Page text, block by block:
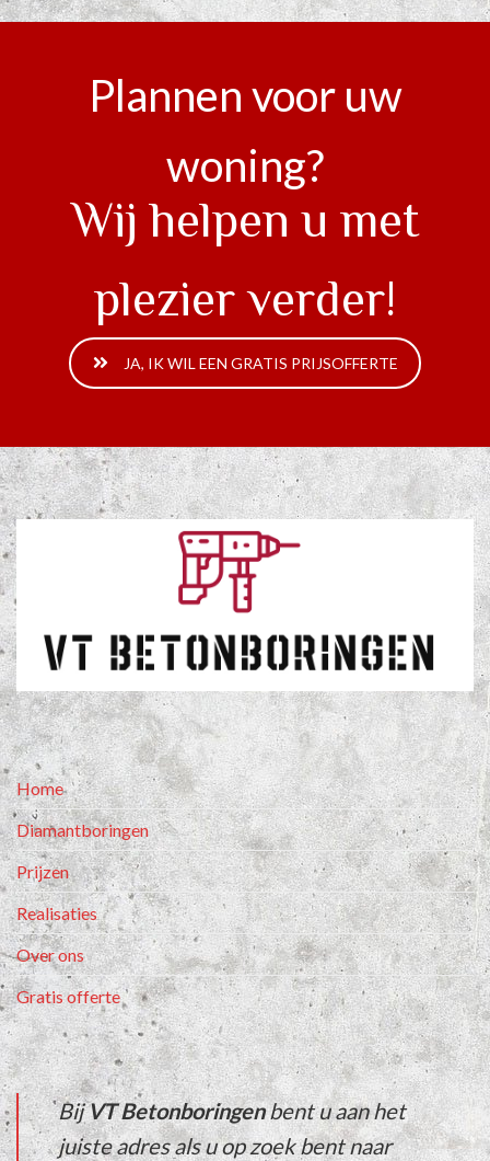
Plannen voor uw
woning?
Wij helpen u met
plezier verder!
JA, IK WIL EEN GRATIS PRIJSOFFERTE
Home
Diamantboringen
Prijzen
Realisaties
Over ons
Gratis offerte
BijVT Betonboringenbent u aan het
juiste adres als u op zoek bent naar